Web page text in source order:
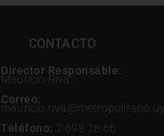
CONTACTO
Director Responsable:
Mauricio Riva
Correo:
mauricio.riva@metropolitano.uy
Teléfono: 2 698 78 66